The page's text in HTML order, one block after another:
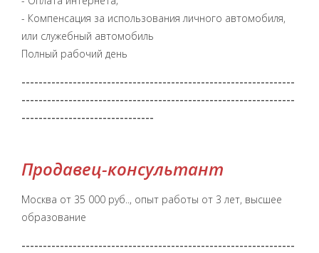
- Компенсация за использования личного автомобиля,
или служебный автомобиль
Полный рабочий день
----------------------------------------------------------------
----------------------------------------------------------------
-------------------------------
Продавец-консультант
Москва от 35 000 руб.. , опыт работы от 3 лет, высшее
образование
----------------------------------------------------------------